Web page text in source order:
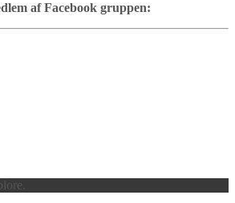
af Facebook gruppen: